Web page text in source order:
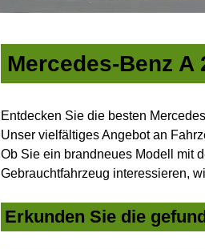
Mercedes-Benz
Entdecken Sie die besten
Unser vielfältiges Angebot an
Ob Sie ein brandneues Modell mit
Gebrauchtfahrzeug interessieren,
Erkunden Sie die